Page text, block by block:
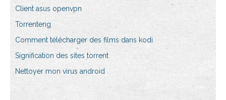
Client asus openvpn
Torrenteng
Comment télécharger des films dans kodi
Signification des sites torrent
Nettoyer mon virus android